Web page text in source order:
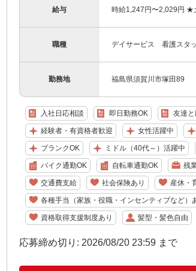
給与 時給1,247円〜2,029円 ★
職種 デイサービス 看護スタ
勤務地 福島県須賀川市塚田89
入社日応相談 即日勤務OK 友達
経験者・有資格者歓迎 女性活躍中
ブランクOK ミドル（40代～）活躍中
バイク通勤OK 自転車通勤OK 残
交通費支給 社会保険あり 産休・
各種手当（家族・役職・インセンティブなど）
資格取得支援制度あり 髪型・髪色自由
応募締め切り: 2026/08/20 23:59 まで